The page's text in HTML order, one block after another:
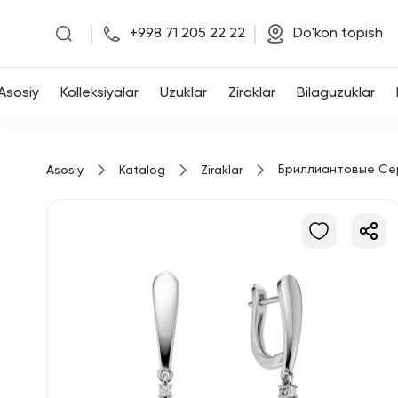
Asosiy
+998 71 205 22 22 Do'kon topish
Kolleksiyalar Uzuklar Ziraklar Bilaguzuklar
Asosiy Katalog Ziraklar Бриллиантовые